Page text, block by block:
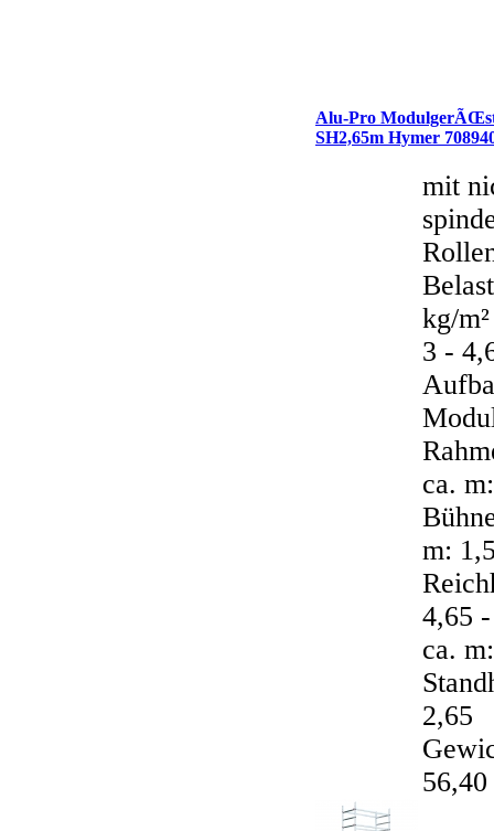
Alu-Pro
SH2,65m Hymer
mit
kg/
3 -
ca.
m:
4,65
ca.
2,65
56,40